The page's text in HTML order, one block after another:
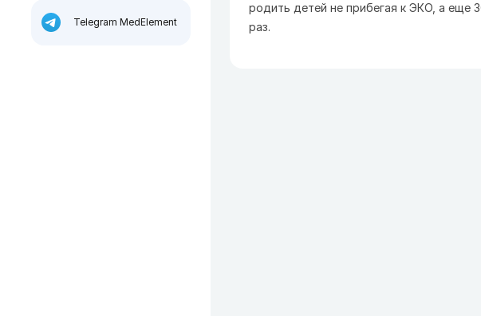
Telegram MedElement
родить детей не прибегая к ЭКО, а еще
раз.